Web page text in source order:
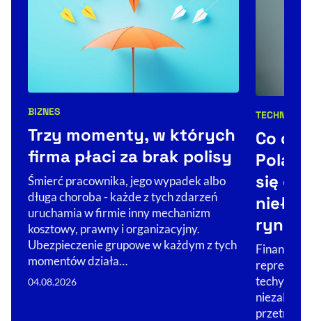
Kategorie artykułu:
BIZNES
Trzy momenty, w których
firma płaci za brak polisy
Śmierć pracownika, jego wypadek albo
długa choroba - każde z tych zdarzeń
uruchamia w firmie inny mechanizm
kosztowy, prawny i organizacyjny.
Ubezpieczenie grupowe w każdym z tych
momentów działa…
04.08.2026
Co
się od
rynku
techy
przetrwa?